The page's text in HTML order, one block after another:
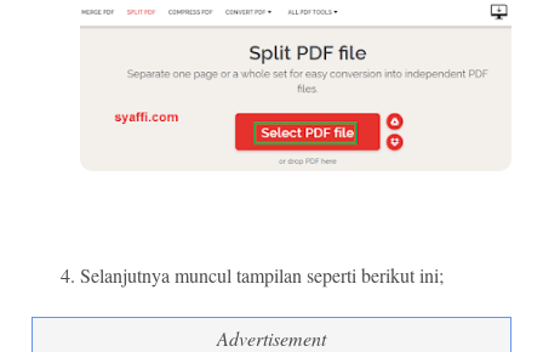
Selanjutnya muncul tampilan seperti berikut ini;
Advertisement